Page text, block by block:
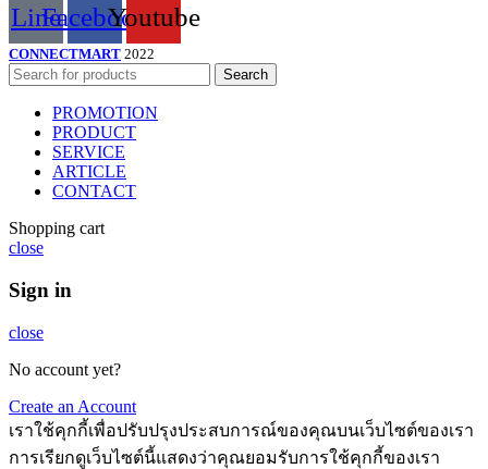
LineFacebookYoutube
CONNECTMART 2022
Search
PROMOTION
PRODUCT
SERVICE
ARTICLE
CONTACT
Shopping cart
close
Sign in
close
No account yet?
Create an Account
เราใช้คุกกี้เพื่อปรับปรุงประสบการณ์ของคุณบนเว็บไซต์ของเรา
การเรียกดูเว็บไซต์นี้แสดงว่าคุณยอมรับการใช้คุกกี้ของเรา